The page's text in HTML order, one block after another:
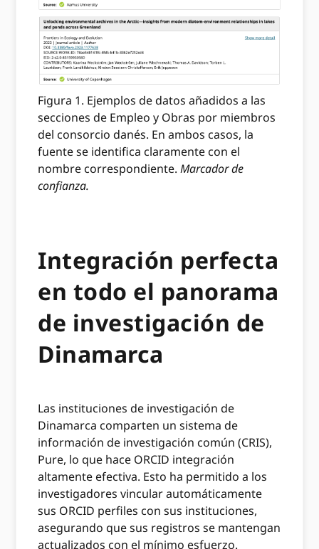
Figura 1. Ejemplos de datos añadidos a las
secciones de Empleo y Obras por miembros
del consorcio danés. En ambos casos, la
fuente se identifica claramente con el
nombre correspondiente.Marcador de
confianza.
Integración perfecta
en todo el panorama
de investigación de
Dinamarca
Las instituciones de investigación de
Dinamarca comparten un sistema de
información de investigación común (CRIS),
Pure, lo que hace ORCID integración
altamente efectiva. Esto ha permitido a los
investigadores vincular automáticamente
sus ORCID perfiles con sus instituciones,
asegurando que sus registros se mantengan
actualizados con el mínimo esfuerzo.